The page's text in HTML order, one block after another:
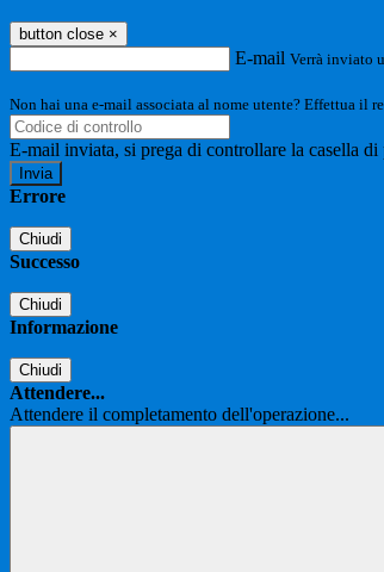
button close ×
E-mail Verrà inviato
Non hai una e-mail associata al nome utente? Effettua il
E-mail inviata, si prega di controllare la casella di
Errore
Chiudi
Successo
Chiudi
Informazione
Chiudi
Attendere...
Attendere il completamento dell'operazione...